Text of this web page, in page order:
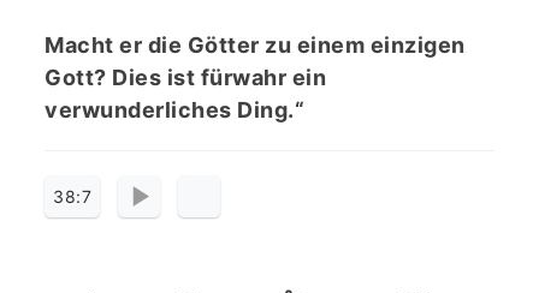
Macht er die Götter zu einem einzigen
Gott? Dies ist fürwahr ein
verwunderliches Ding.“
38:7